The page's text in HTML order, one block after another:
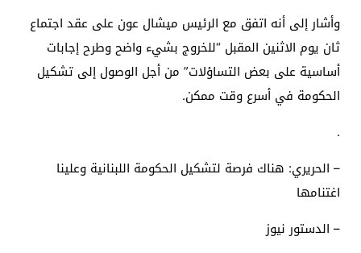
وأشار إلى أنه اتفق مع الرئيس ميشال عون على عقد اجتماع
ثان يوم الاثنين المقبل “للخروج بشيء واضح وطرح إجابات
أساسية على بعض التساؤلات” من أجل الوصول إلى تشكيل
الحكومة في أسرع وقت ممكن.
.
– الحريري: هناك فرصة لتشكيل الحكومة اللبنانية وعلينا
اغتنامها
– الدستور نيوز